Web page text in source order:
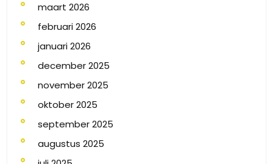
maart 2026
februari 2026
januari 2026
december 2025
november 2025
oktober 2025
september 2025
augustus 2025